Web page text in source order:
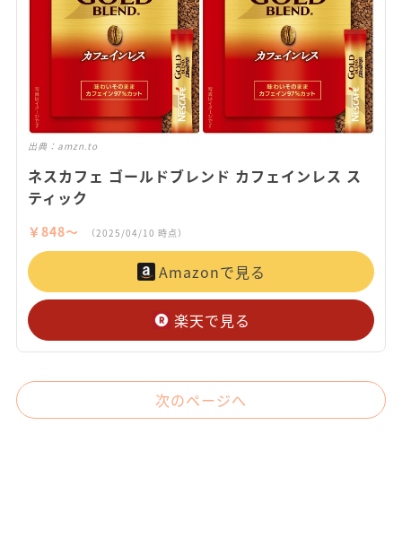
出典： amzn.to
ネスカフェ ゴールドブレンド カフェインレス ス
ティック
￥848〜 （2025/04/10 時点）
Amazonで見る
楽天で見る
次のページへ